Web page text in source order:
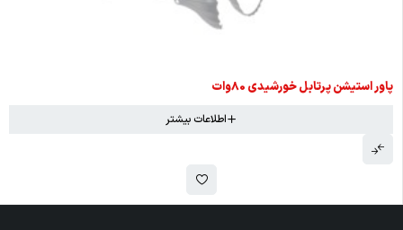
اتمام موجودی
پاور استیشن پرتابل خورشیدی 80وات
اطلاعات بیشتر